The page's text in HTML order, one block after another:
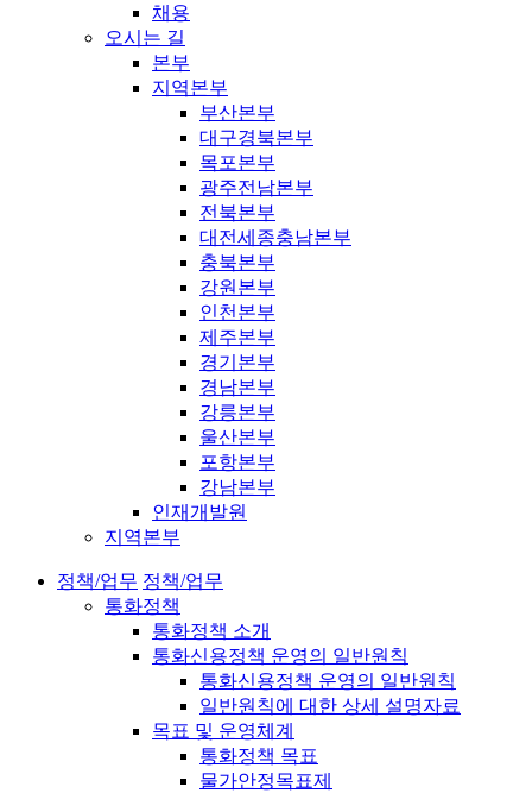
채용
오시는 길
본부
지역본부
부산본부
대구경북본부
목포본부
광주전남본부
전북본부
대전세종충남본부
충북본부
강원본부
인천본부
제주본부
경기본부
경남본부
강릉본부
울산본부
포항본부
강남본부
인재개발원
지역본부
정책/업무 정책/업무
통화정책
통화정책 소개
통화신용정책 운영의 일반원칙
통화신용정책 운영의 일반원칙
일반원칙에 대한 상세 설명자료
목표 및 운영체계
통화정책 목표
물가안정목표제